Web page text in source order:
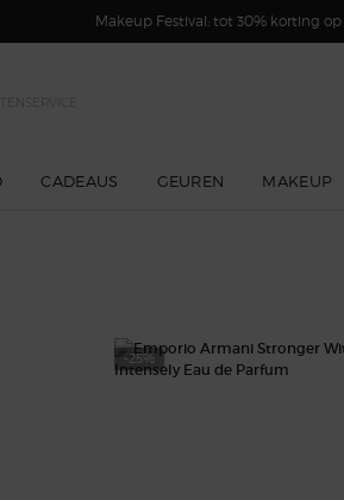
Makeup Festival: tot 30% korting
CADEAUS GEUREN MAKEUP
-25%